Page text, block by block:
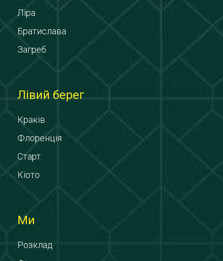
Ліра
Братислава
Загреб
Лівий берег
Краків
Флоренція
Старт
Кіото
Ми
Розклад